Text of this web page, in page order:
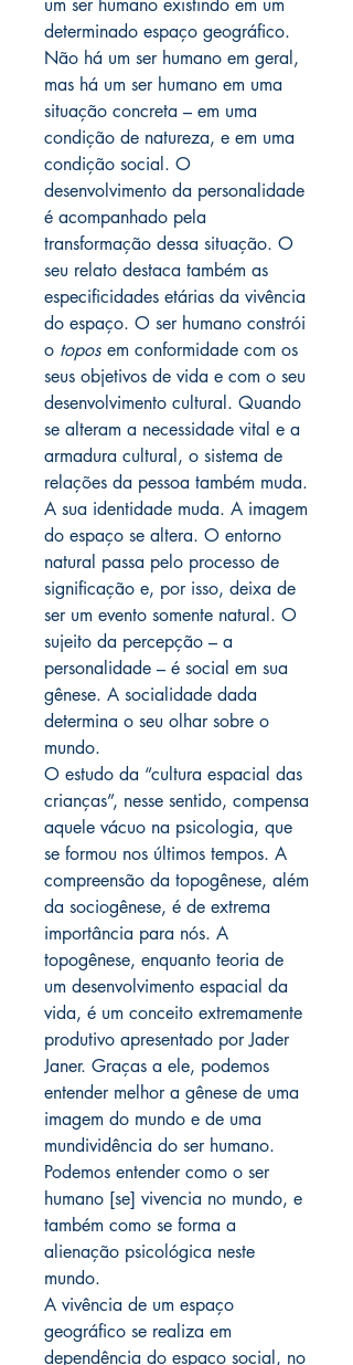
um ser humano existindo em um
determinado espaço geográfico.
Não há um ser humano em geral,
mas há um ser humano em uma
situação concreta – em uma
condição de natureza, e em uma
condição social. O
desenvolvimento da personalidade
é acompanhado pela
transformação dessa situação. O
seu relato destaca também as
especificidades etárias da vivência
do espaço. O ser humano constrói
o topos em conformidade com os
seus objetivos de vida e com o seu
desenvolvimento cultural. Quando
se alteram a necessidade vital e a
armadura cultural, o sistema de
relações da pessoa também muda.
A sua identidade muda. A imagem
do espaço se altera. O entorno
natural passa pelo processo de
significação e, por isso, deixa de
ser um evento somente natural. O
sujeito da percepção – a
personalidade – é social em sua
gênese. A socialidade dada
determina o seu olhar sobre o
mundo.
O estudo da “cultura espacial das
crianças”, nesse sentido, compensa
aquele vácuo na psicologia, que
se formou nos últimos tempos. A
compreensão da topogênese, além
da sociogênese, é de extrema
importância para nós. A
topogênese, enquanto teoria de
um desenvolvimento espacial da
vida, é um conceito extremamente
produtivo apresentado por Jader
Janer. Graças a ele, podemos
entender melhor a gênese de uma
imagem do mundo e de uma
mundividência do ser humano.
Podemos entender como o ser
humano [se] vivencia no mundo, e
também como se forma a
alienação psicológica neste
mundo.
A vivência de um espaço
geográfico se realiza em
dependência do espaço social, no